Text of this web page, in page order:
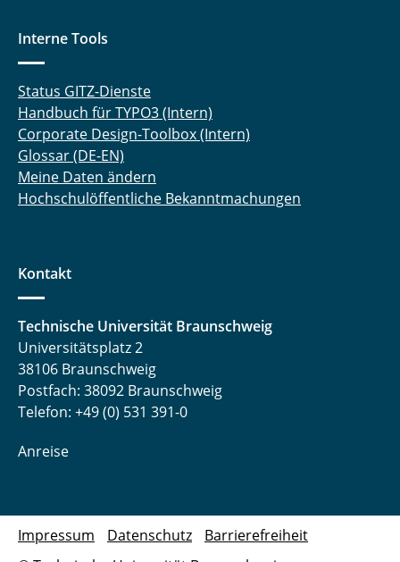
Interne Tools
Status GITZ-Dienste
Handbuch für TYPO3 (Intern)
Corporate Design-Toolbox (Intern)
Glossar (DE-EN)
Meine Daten ändern
Hochschulöffentliche Bekanntmachungen
Kontakt
Technische Universität Braunschweig
Universitätsplatz 2
38106 Braunschweig
Postfach: 38092 Braunschweig
Telefon: +49 (0) 531 391-0
Anreise
Impressum Datenschutz Barrierefreiheit